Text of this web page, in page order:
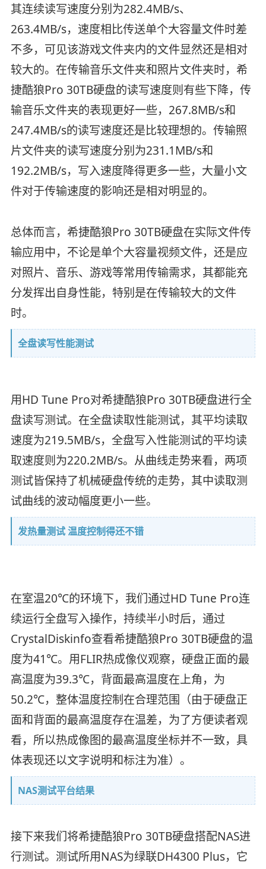
其连续读写速度分别为282.4MB/s、
263.4MB/s，速度相比传送单个大容量文件时差
不多，可见该游戏文件夹内的文件显然还是相对
较大的。在传输音乐文件夹和照片文件夹时，希
捷酷狼Pro 30TB硬盘的读写速度则有些下降，传
输音乐文件夹的表现更好一些，267.8MB/s和
247.4MB/s的读写速度还是比较理想的。传输照
片文件夹的读写速度分别为231.1MB/s和
192.2MB/s，写入速度降得更多一些，大量小文
件对于传输速度的影响还是相对明显的。
总体而言，希捷酷狼Pro 30TB硬盘在实际文件传
输应用中，不论是单个大容量视频文件，还是应
对照片、音乐、游戏等常用传输需求，其都能充
分发挥出自身性能，特别是在传输较大的文件
时。
全盘读写性能测试
用HD Tune Pro对希捷酷狼Pro 30TB硬盘进行全
盘读写测试。在全盘读取性能测试，其平均读取
速度为219.5MB/s，全盘写入性能测试的平均读
取速度则为220.2MB/s。从曲线走势来看，两项
测试皆保持了机械硬盘传统的走势，其中读取测
试曲线的波动幅度更小一些。
发热量测试 温度控制得还不错
在室温20℃的环境下，我们通过HD Tune Pro连
续运行全盘写入操作，持续半小时后，通过
CrystalDiskinfo查看希捷酷狼Pro 30TB硬盘的温
度为41℃。用FLIR热成像仪观察，硬盘正面的最
高温度为39.3℃，背面最高温度在上角，为
50.2℃，整体温度控制在合理范围（由于硬盘正
面和背面的最高温度存在温差，为了方便读者观
看，所以热成像图的最高温度坐标并不一致，具
体表现还以文字说明和标注为准）。
NAS测试平台结果
接下来我们将希捷酷狼Pro 30TB硬盘搭配NAS进
行测试。测试所用NAS为绿联DH4300 Plus，它